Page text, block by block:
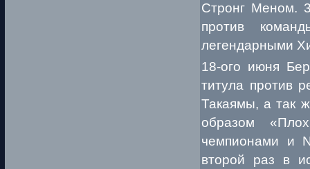
Стронг Меном.
против
легендарными
18-ого июня
титула против
Такаямы, а так
образом
чемпионами и
второй раз в